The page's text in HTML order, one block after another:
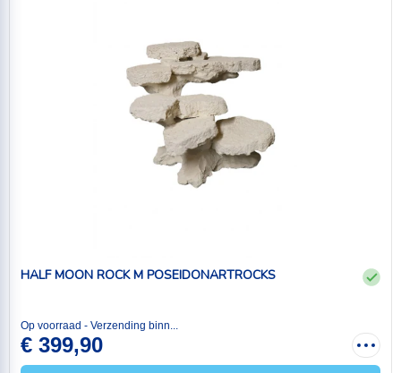
HALF MOON ROCK M POSEIDONARTROCKS
Op voorraad - Verzending binn...
€ 399,90